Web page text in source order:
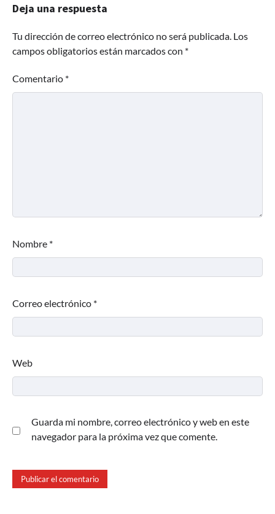
Deja una respuesta
Tu dirección de correo electrónico no será publicada. Los
campos obligatorios están marcados con *
Comentario *
Nombre *
Correo electrónico *
Web
Guarda mi nombre, correo electrónico y web en este
navegador para la próxima vez que comente.